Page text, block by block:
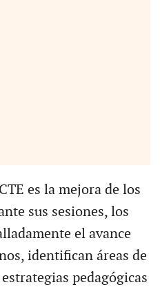
es la mejora de los
sus sesiones, los
el avance
identifican áreas de
pedagógicas